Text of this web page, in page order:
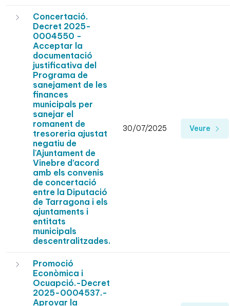
Concertació.
Decret 2025-
0004550 -
Acceptar la
documentació
justificativa del
Programa de
sanejament de les
finances
municipals per
sanejar el
romanent de
tresoreria ajustat
negatiu de
l'Ajuntament de
Vinebre d’acord
amb els convenis
de concertació
entre la Diputació
de Tarragona i els
ajuntaments i
entitats
municipals
descentralitzades.
30/07/2025 Veure
Promoció
Econòmica i
Ocuapció.-Decret
2025-0004537.-
Aprovar la